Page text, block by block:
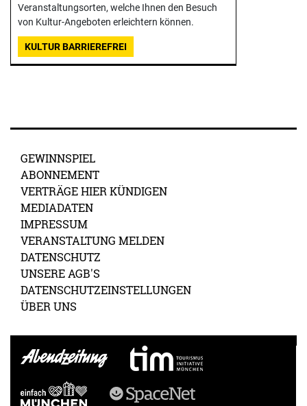
Veranstaltungsorten, welche Ihnen den Besuch
von Kultur-Angeboten erleichtern können.
KULTUR BARRIEREFREI
GEWINNSPIEL
ABONNEMENT
VERTRÄGE HIER KÜNDIGEN
MEDIADATEN
IMPRESSUM
VERANSTALTUNG MELDEN
DATENSCHUTZ
UNSERE AGB'S
DATENSCHUTZEINSTELLUNGEN
ÜBER UNS